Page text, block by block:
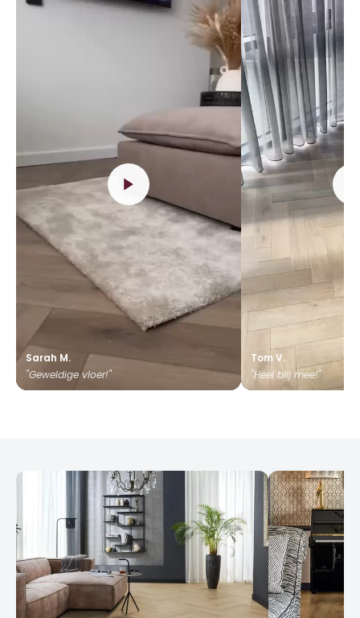
Sarah M.
"Geweldige vloer!"
Tom V.
"Heel blij mee!"